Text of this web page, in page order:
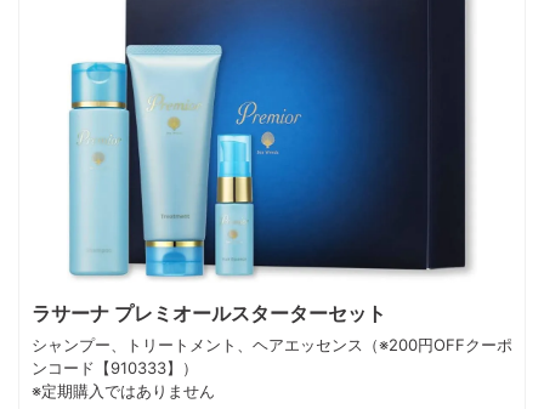
ラサーナ プレミオールスターターセット
シャンプー、トリートメント、ヘアエッセンス（※200円OFFクーポ
ンコード【910333】）
※定期購入ではありません